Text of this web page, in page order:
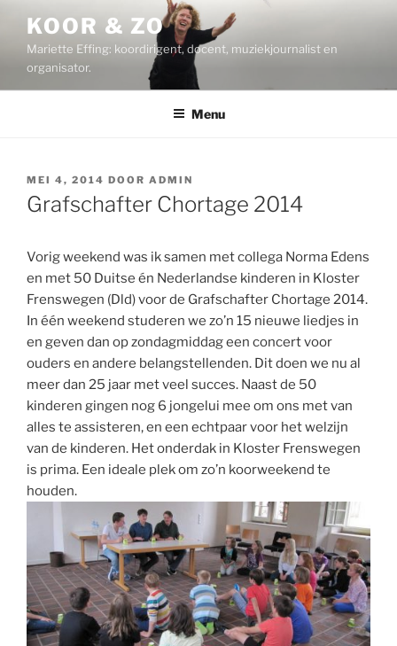
inhoud
KOOR & ZO
Mariette Effing: koordirigent, docent, muziekjournalist en
organisator.
Menu
GEPLAATST
OP
MEI 4, 2014 DOOR ADMIN
Grafschafter Chortage 2014
Vorig weekend was ik samen met collega Norma Edens
en met 50 Duitse én Nederlandse kinderen in Kloster
Frenswegen (Dld) voor de Grafschafter Chortage 2014.
In één weekend studeren we zo’n 15 nieuwe liedjes in
en geven dan op zondagmiddag een concert voor
ouders en andere belangstellenden. Dit doen we nu al
meer dan 25 jaar met veel succes. Naast de 50
kinderen gingen nog 6 jongelui mee om ons met van
alles te assisteren, en een echtpaar voor het welzijn
van de kinderen. Het onderdak in Kloster Frenswegen
is prima. Een ideale plek om zo’n koorweekend te
houden.